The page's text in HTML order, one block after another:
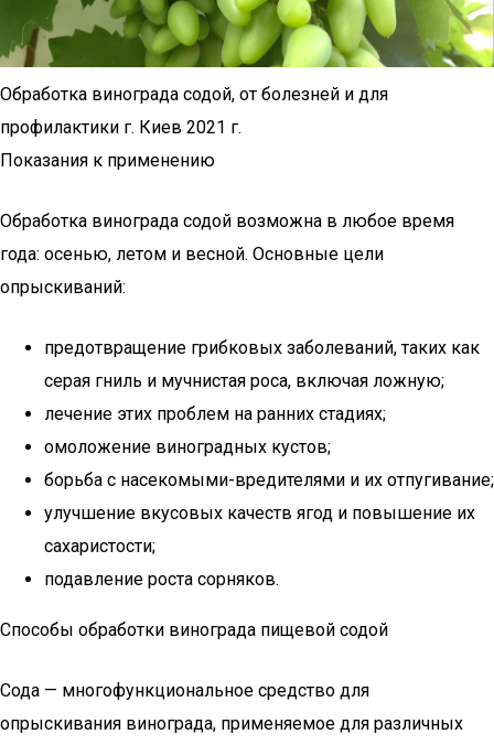
Обработка винограда содой, от болезней и для
профилактики г. Киев 2021 г.
Показания к применению
Обработка винограда содой возможна в любое время
года: осенью, летом и весной. Основные цели
опрыскиваний:
предотвращение грибковых заболеваний, таких как
серая гниль и мучнистая роса, включая ложную;
лечение этих проблем на ранних стадиях;
омоложение виноградных кустов;
борьба с насекомыми-вредителями и их отпугивание;
улучшение вкусовых качеств ягод и повышение их
сахаристости;
подавление роста сорняков.
Способы обработки винограда пищевой содой
Сода — многофункциональное средство для
опрыскивания винограда, применяемое для различных